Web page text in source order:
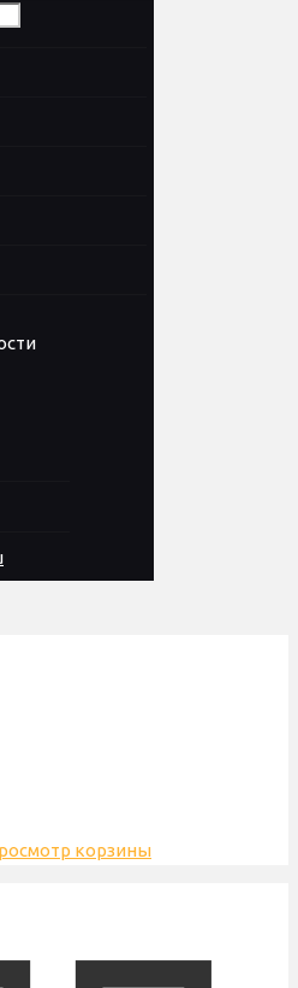
корзины